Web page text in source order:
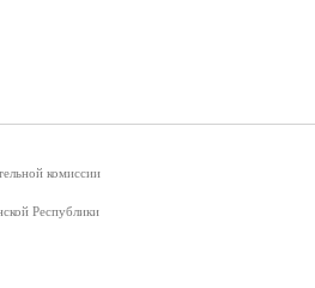
комиссии
Республики